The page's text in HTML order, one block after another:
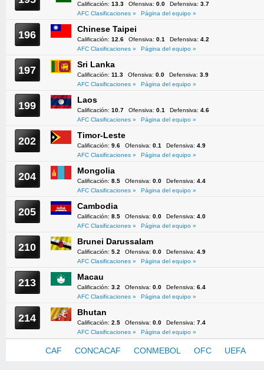
Calificación: 13.3 Ofensiva: 0.0 Defensiva: 3.7
AFC Clasificaciones »
Página del equipo »
196 Chinese Taipei
Calificación: 12.6 Ofensiva: 0.1 Defensiva: 4.2
AFC Clasificaciones »
Página del equipo »
197 Sri Lanka
Calificación: 11.3 Ofensiva: 0.0 Defensiva: 3.9
AFC Clasificaciones »
Página del equipo »
199 Laos
Calificación: 10.7 Ofensiva: 0.1 Defensiva: 4.6
AFC Clasificaciones »
Página del equipo »
202 Timor-Leste
Calificación: 9.6 Ofensiva: 0.1 Defensiva: 4.9
AFC Clasificaciones »
Página del equipo »
204 Mongolia
Calificación: 8.5 Ofensiva: 0.0 Defensiva: 4.4
AFC Clasificaciones »
Página del equipo »
205 Cambodia
Calificación: 8.5 Ofensiva: 0.0 Defensiva: 4.0
AFC Clasificaciones »
Página del equipo »
210 Brunei Darussalam
Calificación: 5.2 Ofensiva: 0.0 Defensiva: 4.9
AFC Clasificaciones »
Página del equipo »
213 Macau
Calificación: 3.2 Ofensiva: 0.0 Defensiva: 6.4
AFC Clasificaciones »
Página del equipo »
214 Bhutan
Calificación: 2.5 Ofensiva: 0.0 Defensiva: 7.4
AFC Clasificaciones »
Página del equipo »
CAF CONCACAF CONMEBOL OFC UEFA